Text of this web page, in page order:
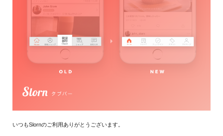
いつもSlornのご利用ありがとうございます。